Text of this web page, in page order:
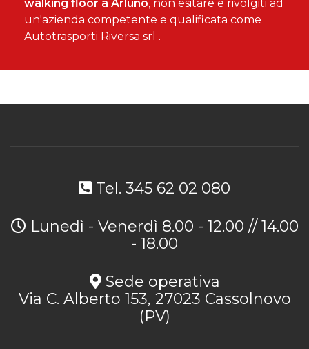
walking floor a Arluno, non esitare e rivolgiti ad
un'azienda competente e qualificata come
Autotrasporti Riversa srl .
Tel. 345 62 02 080
Lunedì - Venerdì 8.00 - 12.00 // 14.00
- 18.00
Sede operativa
Via C. Alberto 153, 27023 Cassolnovo
(PV)